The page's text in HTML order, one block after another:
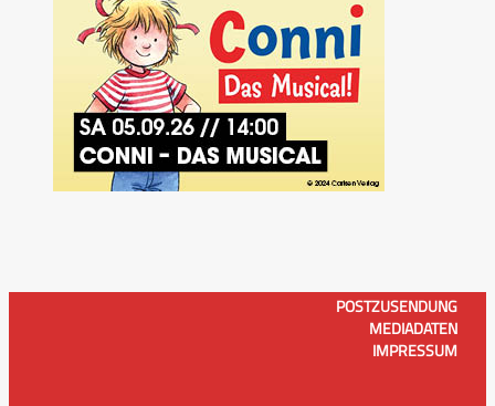
POSTZUSENDUNG
MEDIADATEN
IMPRESSUM